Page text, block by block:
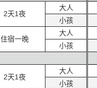
2天1夜
大人
小孩
住宿一晚
大人
小孩
2天1夜
大人
小孩